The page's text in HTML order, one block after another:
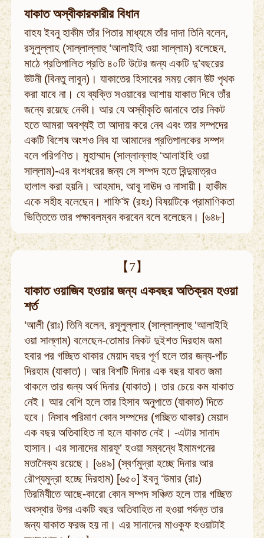
যাকাত অস্বীকারকারীর বিধান
বাহয ইবনু হাকীম তাঁর পিতার মাধ্যমে তাঁর দাদা তিনি বলেন,
রসূলুল্লাহ (সাল্লাল্লাহু ‘আলাইহি ওয়া সাল্লাম) বলেছেন,
মাঠে প্রতিপালিত প্রতি ৪০টি উটের জন্য একটি দু’বছরের
উটনী (বিনতু লাবুন)। যাকাতের হিসাবের সময় কোন উট পৃথক
করা যাবে না। যে ব্যক্তি সওয়াবের আশায় যাকাত দিবে তাঁর
জন্যে রয়েছে নেকী। আর যে অস্বীকৃতি জানাবে তার নিকট
হতে আমরা অবশ্যই তা আদায় করে নেব এবং তার সম্পদের
একটি বিশেষ অংশও নিব যা আমাদের প্রতিপালকের সম্পদ
বলে পরিগণিত। মুহাম্মাদ (সাল্লাল্লাহু ‘আলাইহি ওয়া
সাল্লাম)-এর বংশধরের জন্য সে সম্পদ হতে বিন্দুমাত্রও
হালাল করা হয়নি। আহমাদ, আবূ দাঊদ ও নাসায়ী। হাকীম
একে সহীহ বলেছেন। শাফি’ঈ (রহঃ) বিষয়টিকে প্রামাণিকতা
ভিত্তিতে তার পক্ষাবলম্বন করবেন বলে বলেছেন। [৬৪৮]
【7】
যাকাত ওয়াজিব হওয়ার জন্য একবছর অতিক্রম হওয়া
শর্ত
‘আলী (রাঃ) তিনি বলেন, রসূলুল্লাহ (সাল্লাল্লাহু ‘আলাইহি
ওয়া সাল্লাম) বলেছেন-তোমার নিকট দুইশত দিরহাম জমা
হবার পর গচ্ছিত থাকার মেয়াদ বছর পূর্ণ হলে তার জন্য-পাঁচ
দিরহাম (যাকাত)। আর বিশটি দিনার এক বছর যাবত জমা
থাকলে তার জন্য অর্ধ দিনার (যাকাত)। তার চেয়ে কম যাকাত
নেই। আর বেশি হলে তার হিসাব অনুপাতে (যাকাত) দিতে
হবে। নিসাব পরিমাণ কোন সম্পদের (গচ্ছিত থাকার) মেয়াদ
এক বছর অতিবাহিত না হলে যাকাত নেই। -এটার সানাদ
হাসান। এর সানাদের মারফূ‘ হওয়া সম্বন্ধে ইমামগনের
মতানৈক্য রয়েছে। [৬৪৯] (স্বর্ণমুদ্রা হচ্ছে দিনার আর
রৌপ্যমুদ্রা হচ্ছে দিরহাম) [৬৫০] ইবনু ‘উমার (রাঃ)
তিরমিযীতে আছে-কারো কোন সম্পদ সঞ্চিত হলে তার গচ্ছিত
অবস্থার উপর একটি বছর অতিবাহিত না হওয়া পর্যন্ত তার
জন্য যাকাত ফরজ হয় না। এর সানাদের মাওকুফ হওয়াটাই